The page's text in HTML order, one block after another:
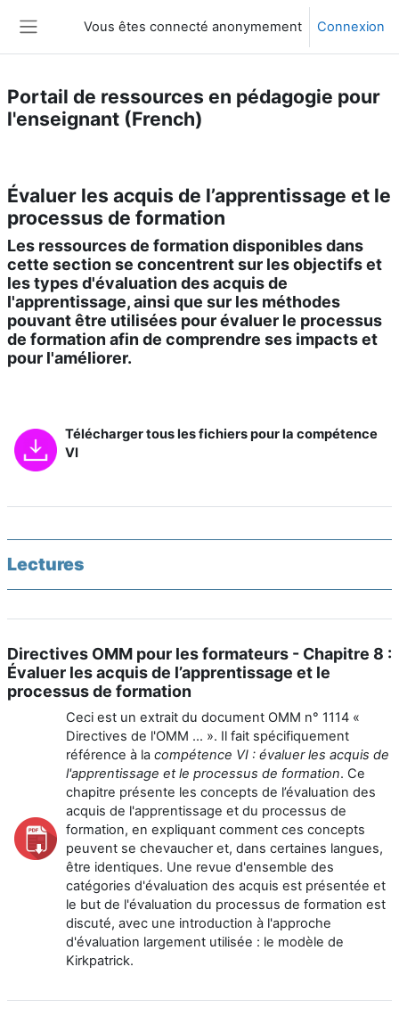
Vous êtes connecté anonymement Connexion
Portail de ressources en pédagogie pour
l'enseignant (French)
Évaluer les acquis de l’apprentissage et le
processus de formation
Les ressources de formation disponibles dans
cette section se concentrent sur les objectifs et
les types d'évaluation des acquis de
l'apprentissage, ainsi que sur les méthodes
pouvant être utilisées pour évaluer le processus
de formation afin de comprendre ses impacts et
pour l'améliorer.
Télécharger tous les fichiers pour la compétence
VI
Lectures
Directives OMM pour les formateurs - Chapitre 8 :
Évaluer les acquis de l’apprentissage et le
processus de formation
Ceci est un extrait du document OMM n° 1114 «
Directives de l'OMM ... ». Il fait spécifiquement
référence à la compétence VI : évaluer les acquis de
l'apprentissage et le processus de formation. Ce
chapitre présente les concepts de l’évaluation des
acquis de l'apprentissage et du processus de
formation, en expliquant comment ces concepts
peuvent se chevaucher et, dans certaines langues,
être identiques. Une revue d'ensemble des
catégories d'évaluation des acquis est présentée et
le but de l'évaluation du processus de formation est
discuté, avec une introduction à l'approche
d'évaluation largement utilisée : le modèle de
Kirkpatrick.